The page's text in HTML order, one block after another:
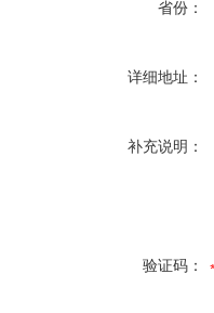
省份：
详细地址：
补充说明：
验证码：